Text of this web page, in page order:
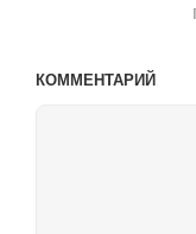
КОММЕНТАРИЙ